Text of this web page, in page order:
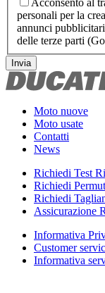
personali per la
annunci
delle terze parti
Invia
Moto nuove
Moto usate
Contatti
News
Richiedi Test
Richiedi
Richiedi
Assicurazione
Informativa
Customer
Informativa